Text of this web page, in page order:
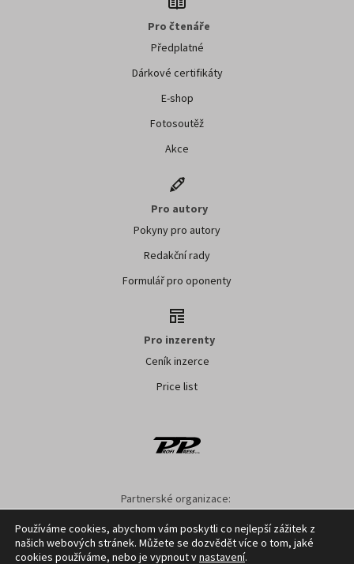
Pro čtenáře
Předplatné
Dárkové certifikáty
E-shop
Fotosoutěž
Akce
Pro autory
Pokyny pro autory
Redakční rady
Formulář pro oponenty
Pro inzerenty
Ceník inzerce
Price list
Partnerské organizace:
Nastavení cookies GDPR Facebook Kontakt
Používáme cookies, abychom vám poskytli co nejlepší zážitek z
našich webových stránek. Můžete se dozvědět více o tom, jaké
cookies používáme, nebo je vypnout vnastavení.